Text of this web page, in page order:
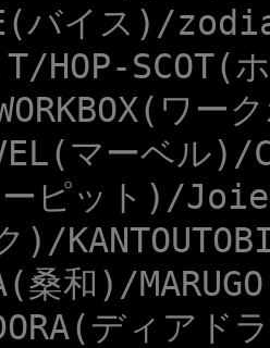
バイス)/
HOP-
ワ
マーベル
ピット)/Joie(
)/
桑和)/
ディアド